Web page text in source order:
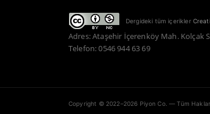
Dergideki tüm içerikler
Adres: Ataşehir İçerenköy Mah. Kolçak
Telefon: 0546 944 63 69
Copyright © 2022–2026 Piyon Co. — Tüm